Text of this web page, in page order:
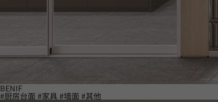
BENIF
#厨房台面 #家具 #墙面 #其他